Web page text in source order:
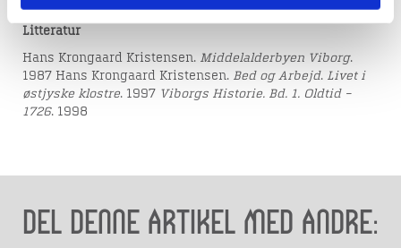
Litteratur
Hans Krongaard Kristensen. Middelalderbyen Viborg.
1987 Hans Krongaard Kristensen. Bed og Arbejd. Livet i
østjyske klostre. 1997 Viborgs Historie. Bd. 1. Oldtid –
1726. 1998
Del denne artikel med andre: